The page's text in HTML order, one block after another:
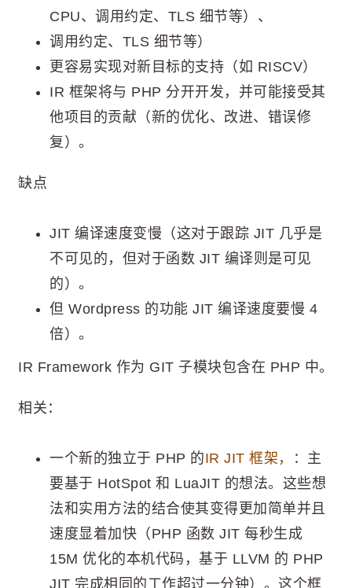
CPU、调用约定、TLS 细节等）、
调用约定、TLS 细节等）
更容易实现对新目标的支持（如 RISCV）
IR 框架将与 PHP 分开开发，并可能接受其
他项目的贡献（新的优化、改进、错误修
复）。
缺点
JIT 编译速度变慢（这对于跟踪 JIT 几乎是
不可见的，但对于函数 JIT 编译则是可见
的）。
但 Wordpress 的功能 JIT 编译速度要慢 4
倍）。
IR Framework 作为 GIT 子模块包含在 PHP 中。
相关：
一个新的独立于 PHP 的IR JIT 框架，
：主
要基于 HotSpot 和 LuaJIT 的想法。这些想
法和实用方法的结合使其变得更加简单并且
速度显着加快（PHP 函数 JIT 每秒生成
15M 优化的本机代码，基于 LLVM 的 PHP
JIT 完成相同的工作超过一分钟）。这个框